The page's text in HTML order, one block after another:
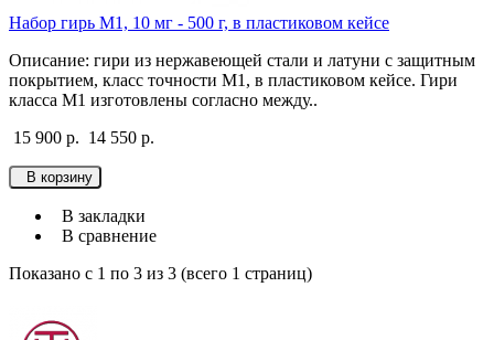
Набор гирь М1, 10 мг - 500 г, в пластиковом кейсе
Описание: гири из нержавеющей стали и латуни с защитным
покрытием, класс точности М1, в пластиковом кейсе. Гири
класса М1 изготовлены согласно между..
15 900 р. 14 550 р.
В корзину
В закладки
В сравнение
Показано с 1 по 3 из 3 (всего 1 страниц)